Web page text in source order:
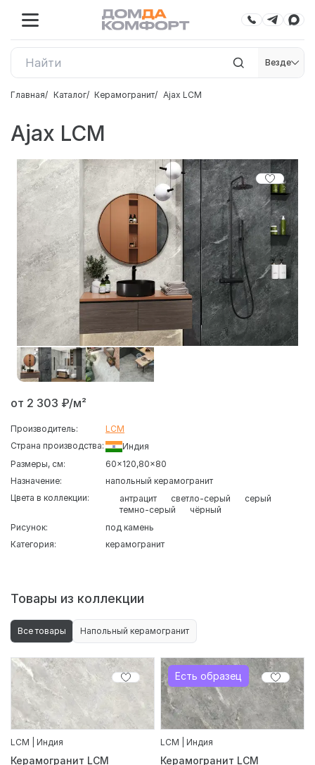
Везде
Главная Каталог Керамогранит Ajax LCM
Ajax LCM
от 2 303 ₽/м²
Производитель:
LCM
Страна производства:
Индия
Размеры, см:
60x120 80x80
Назначение:
напольный керамогранит
Цвета в коллекции:
антрацит светло-серый
серый
темно-серый
чёрный
Рисунок:
под камень
Категория:
керамогранит
Товары из коллекции
Все товары Напольный керамогранит
LCM | Индия
Керамогранит LCM
Есть образец
LCM | Индия
Керамогранит LCM